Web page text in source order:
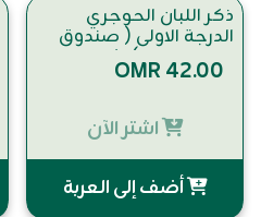
ذكر اللبان الحوجري
الدرجة الاولى ( صندوق
قافلة اللبان ) ١/٢ كيلو
OMR 42.00
اشتر الآن
أضف إلى العربة